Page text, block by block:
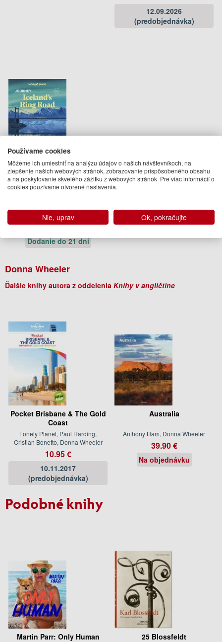
12.09.2026
(predobjednávka)
Lonely Planet Journey
Icelands Ring Road
Lonely Planet, Anthony Ham, Alexis
Averbuck, Lauren Breedlove, Jade
Thomas O'Malley, Zoe Robert
23.95 €
Dodanie do 21 dní
Donna Wheeler
Ďalšie knihy autora z oddelenia Knihy v angličtine
Pocket Brisbane & The Gold
Coast
Lonely Planet, Paul Harding,
Cristian Bonetto, Donna Wheeler
10.95 €
10.11.2017
(predobjednávka)
Australia
Anthony Ham, Donna Wheeler
39.90 €
Na objednávku
Podobné knihy
Martin Parr: Only Human 25 Blossfeldt
Používame cookies
Môžeme ich umiestniť na analýzu údajov o našich návštevníkoch, na
zlepšenie našich webových stránok, zobrazovanie prispôsobeného obsahu
a na poskytovanie skvelého zážitku z webových stránok. Pre viac informácií o
cookies používame otvorené nastavenia.
Nie, uprav Ok, pokračujte